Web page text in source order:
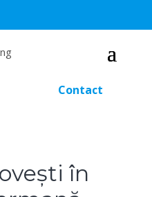
Contact
în